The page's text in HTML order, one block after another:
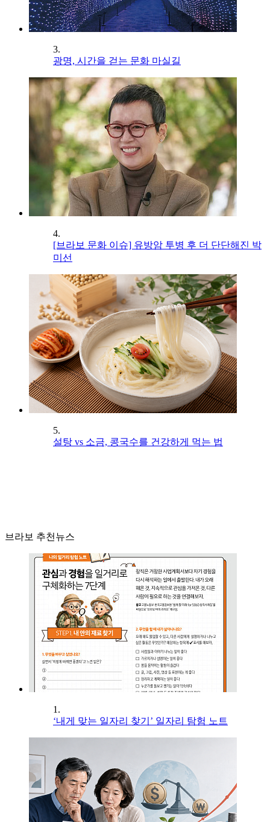
3.
광명, 시간을 걷는 문화 마실길
4.
[브라보 문화 이슈] 유방암 투병 후 더 단단해진 박
미선
5.
설탕 vs 소금, 콩국수를 건강하게 먹는 법
브라보 추천뉴스
1.
‘내게 맞는 일자리 찾기’ 일자리 탐험 노트